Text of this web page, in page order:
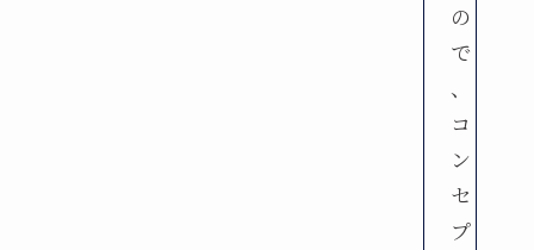
の
で
、
コ
ン
セ
プ